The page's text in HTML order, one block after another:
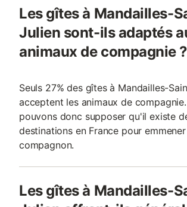
Les gîtes à Mandailles-
Julien sont-ils adaptés
animaux de compagnie ?
Seuls 27% des gîtes à Mandailles-
acceptent les animaux de
pouvons donc supposer qu'il existe
destinations en France pour
compagnon.
Les gîtes à Mandailles-